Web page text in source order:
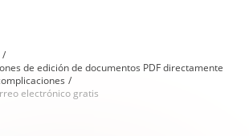
de edición de documentos PDF directamente
electrónico gratis